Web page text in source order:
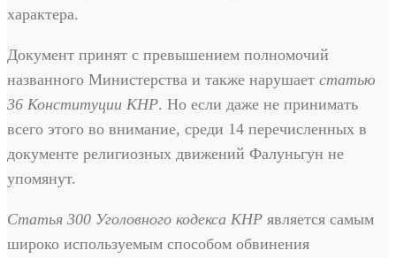
характера.
Документ принят с превышением полномочий
названного Министерства и также нарушает статью
36 Конституции КНР. Но если даже не принимать
всего этого во внимание, среди 14 перечисленных в
документе религиозных движений Фалуньгун не
упомянут.
Статья 300 Уголовного кодекса КНР является самым
широко используемым способом обвинения